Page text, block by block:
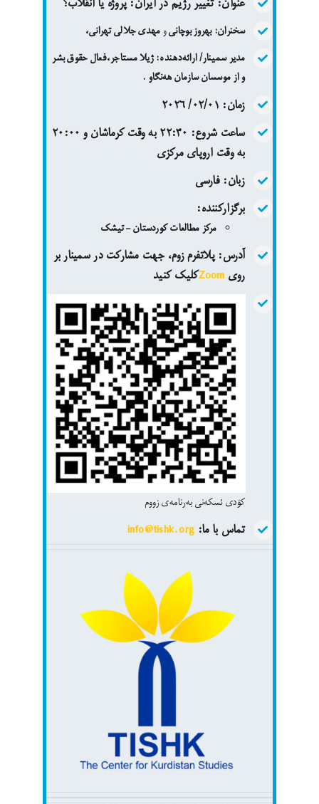
سخنران: بهروز بوچانیومهدی جلالی تهرانی،
مدیر سمینار/ ارائه‌دهنده: ژیلا مستاجر،فعال حقوق بشر
و از موسسان سازمان هەنگاو .
زمان: ٠٢/٠١/ ۲۰۲٦
ساعت شروع:
٢٢:٣٠ به وقت کرماشان و ٢٠:٠٠
به وقت اروپای مرکزی
زبان: فارسی
برگزارکننده:
مرکز مطالعات کوردستان – تیشک
آدرس:پلاتفرم زوم، جهت مشارکت در سمینار بر
روی Zoomکلیک کنید
کۆدی ئسکەنی بەرنامەی زووم
تماس با ما: info@tishk.org